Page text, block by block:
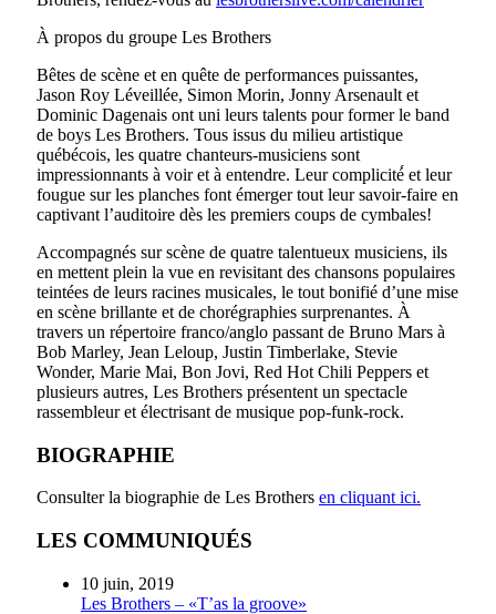
À propos du groupe Les Brothers
Bêtes de scène et en quête de performances puissantes,
Jason Roy Léveillée, Simon Morin, Jonny Arsenault et
Dominic Dagenais ont uni leurs talents pour former le band
de boys Les Brothers. Tous issus du milieu artistique
québécois, les quatre chanteurs-musiciens sont
impressionnants à voir et à entendre. Leur complicité́ et leur
fougue sur les planches font émerger tout leur savoir-faire en
captivant l’auditoire dès les premiers coups de cymbales!
Accompagnés sur scène de quatre talentueux musiciens, ils
en mettent plein la vue en revisitant des chansons populaires
teintées de leurs racines musicales, le tout bonifié d’une mise
en scène brillante et de chorégraphies surprenantes. À
travers un répertoire franco/anglo passant de Bruno Mars à
Bob Marley, Jean Leloup, Justin Timberlake, Stevie
Wonder, Marie Mai, Bon Jovi, Red Hot Chili Peppers et
plusieurs autres, Les Brothers présentent un spectacle
rassembleur et électrisant de musique pop-funk-rock.
BIOGRAPHIE
Consulter la biographie de Les Brothers en cliquant ici.
LES COMMUNIQUÉS
10 juin, 2019
Les Brothers – «T’as la groove»